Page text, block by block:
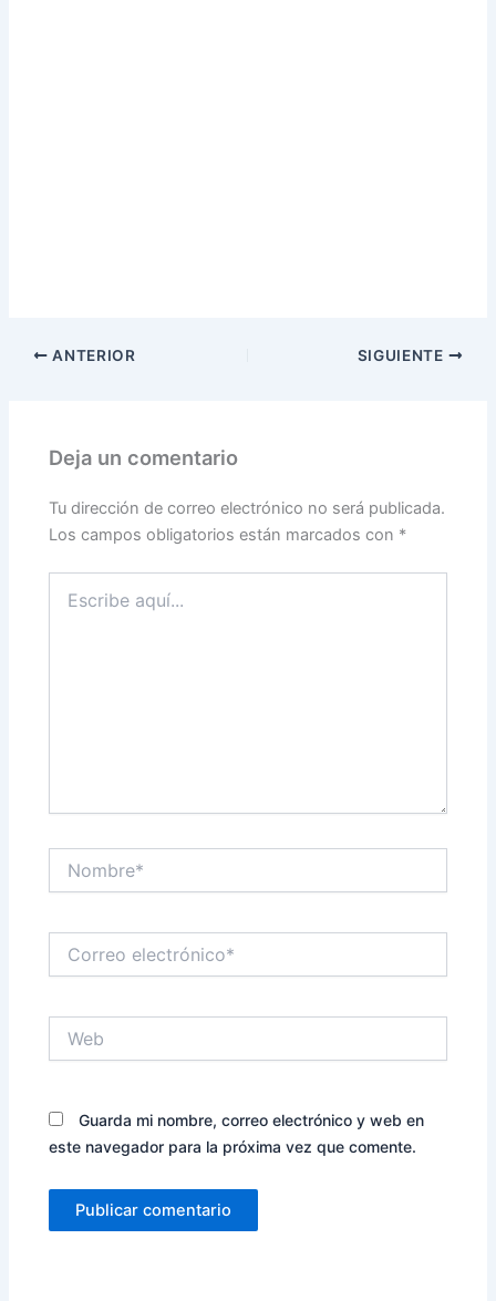
ANTERIOR SIGUIENTE
Deja un comentario
Tu dirección de correo electrónico no será publicada.
Los campos obligatorios están marcados con *
aquí...
electrónico*
Guarda mi nombre, correo electrónico y web en
este navegador para la próxima vez que comente.